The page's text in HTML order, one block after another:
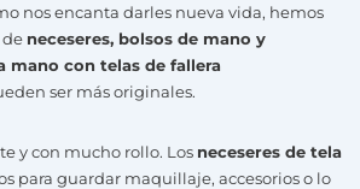
nos encanta darles nueva vida, hemos
de neceseres, bolsos de mano y
mano con telas de fallera
ser más originales.
y con mucho rollo. Los neceseres de tela
para guardar maquillaje, accesorios o lo